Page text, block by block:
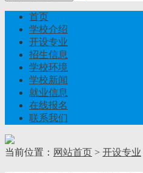
首页
学校介绍
开设专业
招生信息
学校环境
学校新闻
就业信息
在线报名
联系我们
当前位置： 网站首页 > 开设专业